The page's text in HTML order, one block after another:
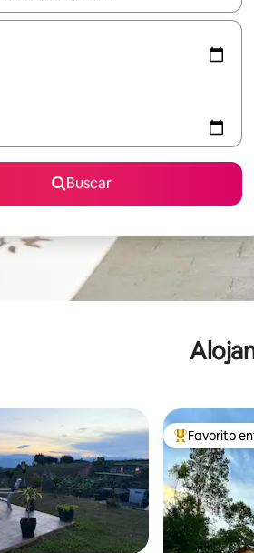
Buscar
De los
Favorito